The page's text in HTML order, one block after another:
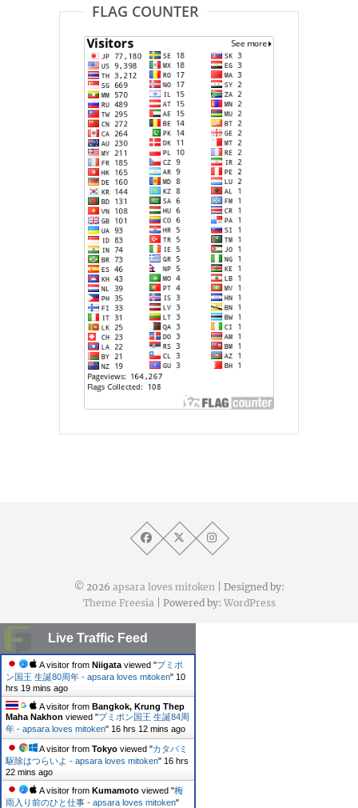
FLAG COUNTER
© 2026 apsara loves mitoken| Designed by:
Theme Freesia| Powered by: WordPress
Live Traffic Feed
A visitor from Niigata viewed "プミポ
ン国王 生誕80周年 - apsara loves mitoken" 10
hrs 19 mins ago
A visitor from Bangkok, Krung Thep
Maha Nakhon viewed "プミポン国王 生誕84周
年 - apsara loves mitoken" 16 hrs 12 mins ago
A visitor from Tokyo viewed "カタバミ
駆除はつらいよ - apsara loves mitoken" 16 hrs
22 mins ago
A visitor from Kumamoto viewed "梅
雨入り前のひと仕事 - apsara loves mitoken"